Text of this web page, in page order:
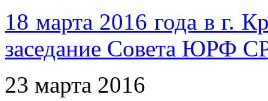
18 марта 2016 года в г.
заседание Совета ЮРФ
23 марта 2016